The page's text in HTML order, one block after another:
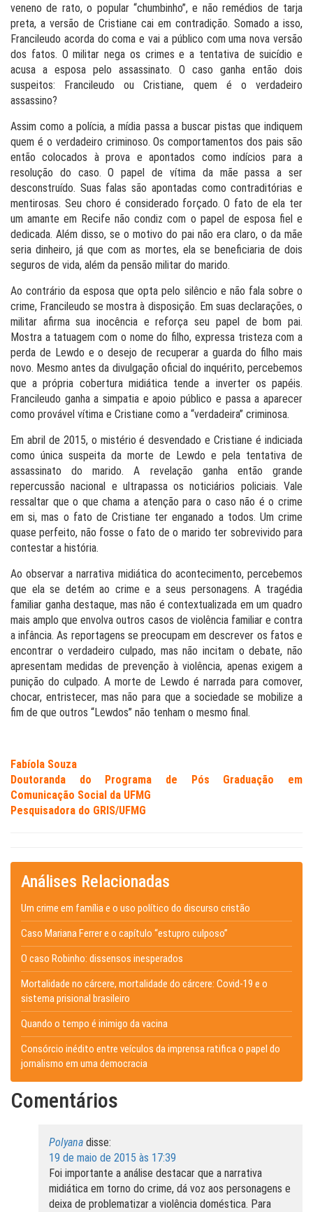
veneno de rato, o popular “chumbinho”, e não remédios de tarja
preta, a versão de Cristiane cai em contradição. Somado a isso,
Francileudo acorda do coma e vai a público com uma nova versão
dos fatos. O militar nega os crimes e a tentativa de suicídio e
acusa a esposa pelo assassinato. O caso ganha então dois
suspeitos: Francileudo ou Cristiane, quem é o verdadeiro
assassino?
Assim como a polícia, a mídia passa a buscar pistas que indiquem
quem é o verdadeiro criminoso. Os comportamentos dos pais são
então colocados à prova e apontados como indícios para a
resolução do caso. O papel de vítima da mãe passa a ser
desconstruído. Suas falas são apontadas como contraditórias e
mentirosas. Seu choro é considerado forçado. O fato de ela ter
um amante em Recife não condiz com o papel de esposa fiel e
dedicada. Além disso, se o motivo do pai não era claro, o da mãe
seria dinheiro, já que com as mortes, ela se beneficiaria de dois
seguros de vida, além da pensão militar do marido.
Ao contrário da esposa que opta pelo silêncio e não fala sobre o
crime, Francileudo se mostra à disposição. Em suas declarações, o
militar afirma sua inocência e reforça seu papel de bom pai.
Mostra a tatuagem com o nome do filho, expressa tristeza com a
perda de Lewdo e o desejo de recuperar a guarda do filho mais
novo. Mesmo antes da divulgação oficial do inquérito, percebemos
que a própria cobertura midiática tende a inverter os papéis.
Francileudo ganha a simpatia e apoio público e passa a aparecer
como provável vítima e Cristiane como a “verdadeira” criminosa.
Em abril de 2015, o mistério é desvendado e Cristiane é indiciada
como única suspeita da morte de Lewdo e pela tentativa de
assassinato do marido. A revelação ganha então grande
repercussão nacional e ultrapassa os noticiários policiais. Vale
ressaltar que o que chama a atenção para o caso não é o crime
em si, mas o fato de Cristiane ter enganado a todos. Um crime
quase perfeito, não fosse o fato de o marido ter sobrevivido para
contestar a história.
Ao observar a narrativa midiática do acontecimento, percebemos
que ela se detém ao crime e a seus personagens. A tragédia
familiar ganha destaque, mas não é contextualizada em um quadro
mais amplo que envolva outros casos de violência familiar e contra
a infância. As reportagens se preocupam em descrever os fatos e
encontrar o verdadeiro culpado, mas não incitam o debate, não
apresentam medidas de prevenção à violência, apenas exigem a
punição do culpado. A morte de Lewdo é narrada para comover,
chocar, entristecer, mas não para que a sociedade se mobilize a
fim de que outros “Lewdos” não tenham o mesmo final.
Fabíola Souza
Doutoranda do Programa de Pós Graduação em
Comunicação Social da UFMG
Pesquisadora do GRIS/UFMG
Análises Relacionadas
Um crime em família e o uso político do discurso cristão
Caso Mariana Ferrer e o capítulo “estupro culposo”
O caso Robinho: dissensos inesperados
Mortalidade no cárcere, mortalidade do cárcere: Covid-19 e o
sistema prisional brasileiro
Quando o tempo é inimigo da vacina
Consórcio inédito entre veículos da imprensa ratifica o papel do
jornalismo em uma democracia
Comentários
Polyana disse:
19 de maio de 2015 às 17:39
Foi importante a análise destacar que a narrativa
midiática em torno do crime, dá voz aos personagens e
deixa de problematizar a violência doméstica. Para